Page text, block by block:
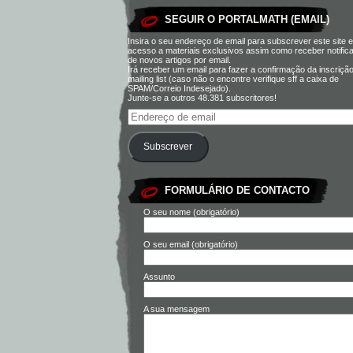
SEGUIR O PORTALMATH (EMAIL)
Insira o seu endereço de email para subscrever este site
acesso a materiais exclusivos assim como receber
de novos artigos por email.
Irá receber um email para fazer a confirmação da
mailing list (caso não o encontre verifique sff a caixa de
SPAM/Correio Indesejado).
Junte-se a outros 48.381 subscritores!
Subscrever
FORMULÁRIO DE CONTACTO
O seu nome (obrigatório)
O seu email (obrigatório)
Assunto
A sua mensagem